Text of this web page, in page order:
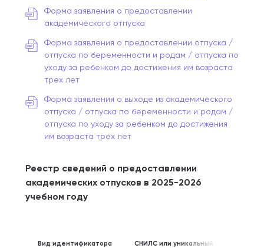
Форма заявления о предоставлении
академического отпуска
Форма заявления о предоставлении отпуска /
отпуска по беременности и родам / отпуска по
уходу за ребенком до достижения им возраста
трех лет
Форма заявления о выходе из академического
отпуска / отпуска по беременности и родам /
отпуска по уходу за ребенком до достижения
им возраста трех лет
Реестр сведений о предоставлении
академических отпусков в 2025-2026
учебном году
Вид идентификатора
СНИЛС или уникальный код